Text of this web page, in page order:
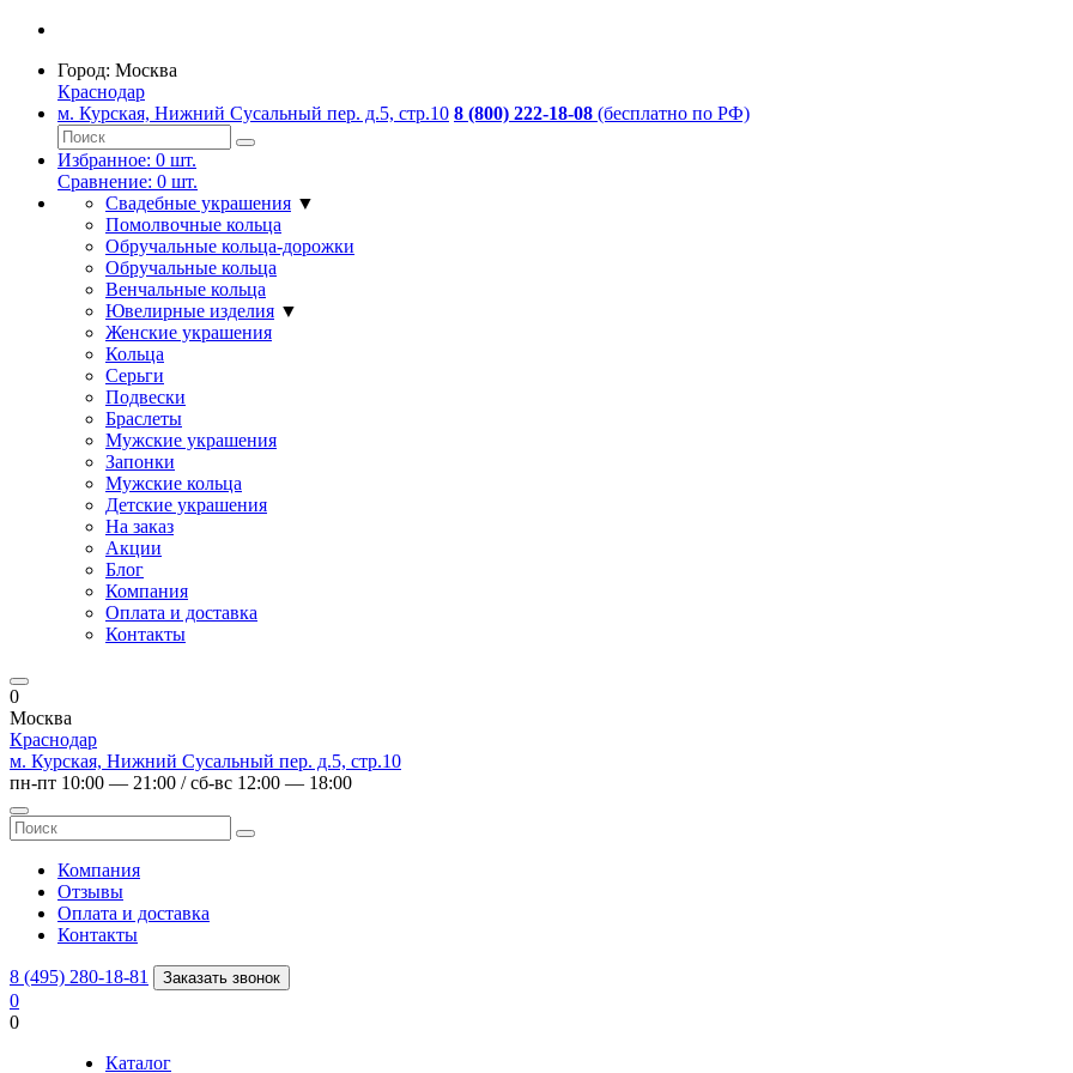
Город: Москва
Краснодар
м. Курская, Нижний Сусальный пер. д.5, стр.10 8 (800) 222-18-08 (бесплатно по РФ)
Избранное: 0 шт.
Сравнение: 0 шт.
Свадебные украшения ▼
Помолвочные кольца
Обручальные кольца-дорожки
Обручальные кольца
Венчальные кольца
Ювелирные изделия ▼
Женские украшения
Кольца
Серьги
Подвески
Браслеты
Мужские украшения
Запонки
Мужские кольца
Детские украшения
На заказ
Акции
Блог
Компания
Оплата и доставка
Контакты
0
Москва
Краснодар
м. Курская, Нижний Сусальный пер. д.5, стр.10
пн-пт 10:00 — 21:00 / сб-вс 12:00 — 18:00
Компания
Отзывы
Оплата и доставка
Контакты
8 (495) 280-18-81 Заказать звонок
0
0
Каталог